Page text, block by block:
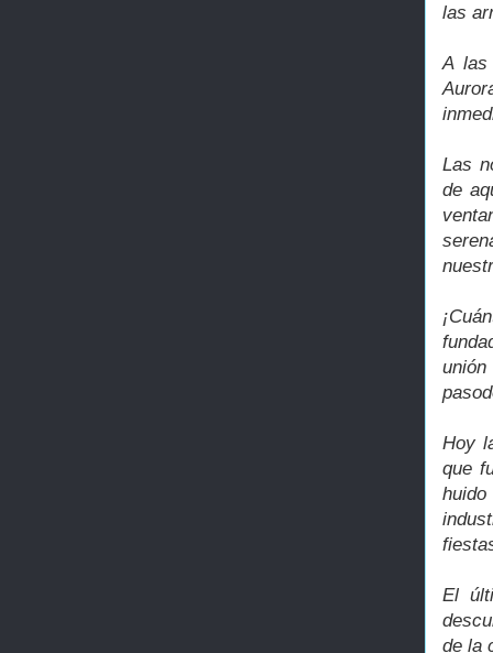
las
A las
Las
de
Hoy
que
El
de la